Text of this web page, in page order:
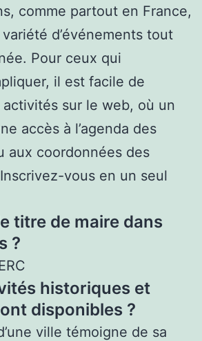
comme partout en France,
d’événements tout
Pour ceux qui
il est facile de
activités sur le web, où un
accès à l’agenda des
aux coordonnées des
vous en un seul
titre de maire dans
?
historiques et
disponibles ?
ville témoigne de sa